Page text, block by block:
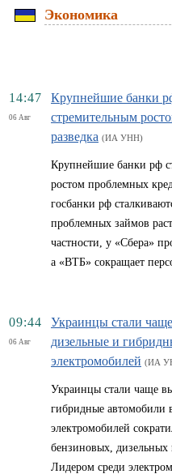
Экономика
14:47
06 Авг
Крупнейшие банки
стремительным
разведка (ИА УНН)
Крупнейшие банки рф
ростом проблемных
госбанки рф
проблемных займов
частности, у «Сбера»
а «ВТБ» сокращает
09:44
06 Авг
Украинцы стали
дизельные и
электромобилей (ИА
Украинцы стали чаще
гибридные автомобили
электромобилей
бензиновых,
Лидером среди